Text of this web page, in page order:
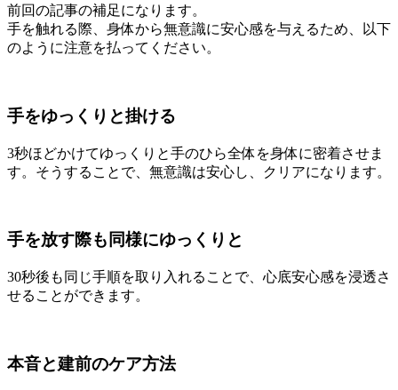
前回の記事の補足になります。
手を触れる際、身体から無意識に安心感を与えるため、以下
のように注意を払ってください。
手をゆっくりと掛ける
3秒ほどかけてゆっくりと手のひら全体を身体に密着させま
す。そうすることで、無意識は安心し、クリアになります。
手を放す際も同様にゆっくりと
30秒後も同じ手順を取り入れることで、心底安心感を浸透さ
せることができます。
本音と建前のケア方法